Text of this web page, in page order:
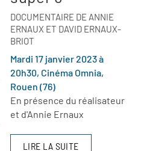
DOCUMENTAIRE DE ANNIE
ERNAUX ET DAVID ERNAUX-
BRIOT
Mardi 17 janvier 2023 à
20h30, Cinéma Omnia,
Rouen (76)
En présence du réalisateur
et d'Annie Ernaux
LIRE LA SUITE